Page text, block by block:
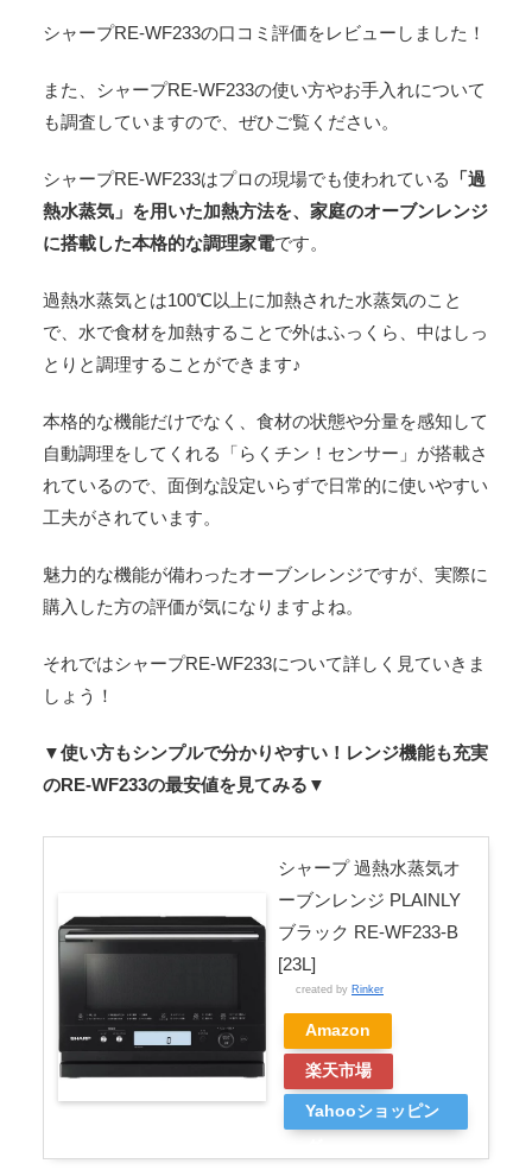
シャープRE-WF233の口コミ評価をレビューしました！
また、シャープRE-WF233の使い方やお手入れについて
も調査していますので、ぜひご覧ください。
シャープRE-WF233はプロの現場でも使われている
「過
熱水蒸気」を用いた加熱方法を、家庭のオーブンレンジ
に搭載した本格的な調理家電です。
過熱水蒸気とは100℃以上に加熱された水蒸気のこと
で、水で食材を加熱することで外はふっくら、中はしっ
とりと調理することができます♪
本格的な機能だけでなく、食材の状態や分量を感知して
自動調理をしてくれる「らくチン！センサー」が搭載さ
れているので、面倒な設定いらずで日常的に使いやすい
工夫がされています。
魅力的な機能が備わったオーブンレンジですが、実際に
購入した方の評価が気になりますよね。
それではシャープRE-WF233について詳しく見ていきま
しょう！
▼使い方もシンプルで分かりやすい！レンジ機能も充実
のRE-WF233の最安値を見てみる▼
シャープ 過熱水蒸気オ
ーブンレンジ PLAINLY
ブラック RE-WF233-B
[23L]
created by Rinker
Amazon
楽天市場
Yahooショッピン